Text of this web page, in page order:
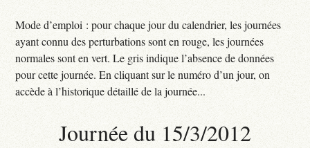
Mode d’emploi : pour chaque jour du calendrier, les journées
ayant connu des perturbations sont en rouge, les journées
normales sont en vert. Le gris indique l’absence de données
pour cette journée. En cliquant sur le numéro d’un jour, on
accède à l’historique détaillé de la journée...
Journée du 15/3/2012